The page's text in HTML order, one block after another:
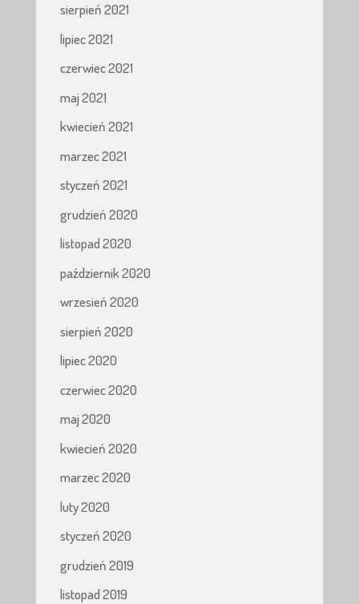
sierpień 2021
lipiec 2021
czerwiec 2021
maj 2021
kwiecień 2021
marzec 2021
styczeń 2021
grudzień 2020
listopad 2020
październik 2020
wrzesień 2020
sierpień 2020
lipiec 2020
czerwiec 2020
maj 2020
kwiecień 2020
marzec 2020
luty 2020
styczeń 2020
grudzień 2019
listopad 2019